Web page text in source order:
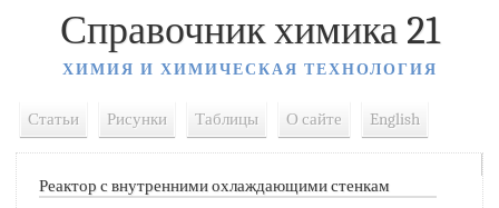
Справочник химика 21
ХИМИЯ И ХИМИЧЕСКАЯ ТЕХНОЛОГИЯ
Статьи Рисунки Таблицы О сайте English
Реактор с внутренними охлаждающими стенкам